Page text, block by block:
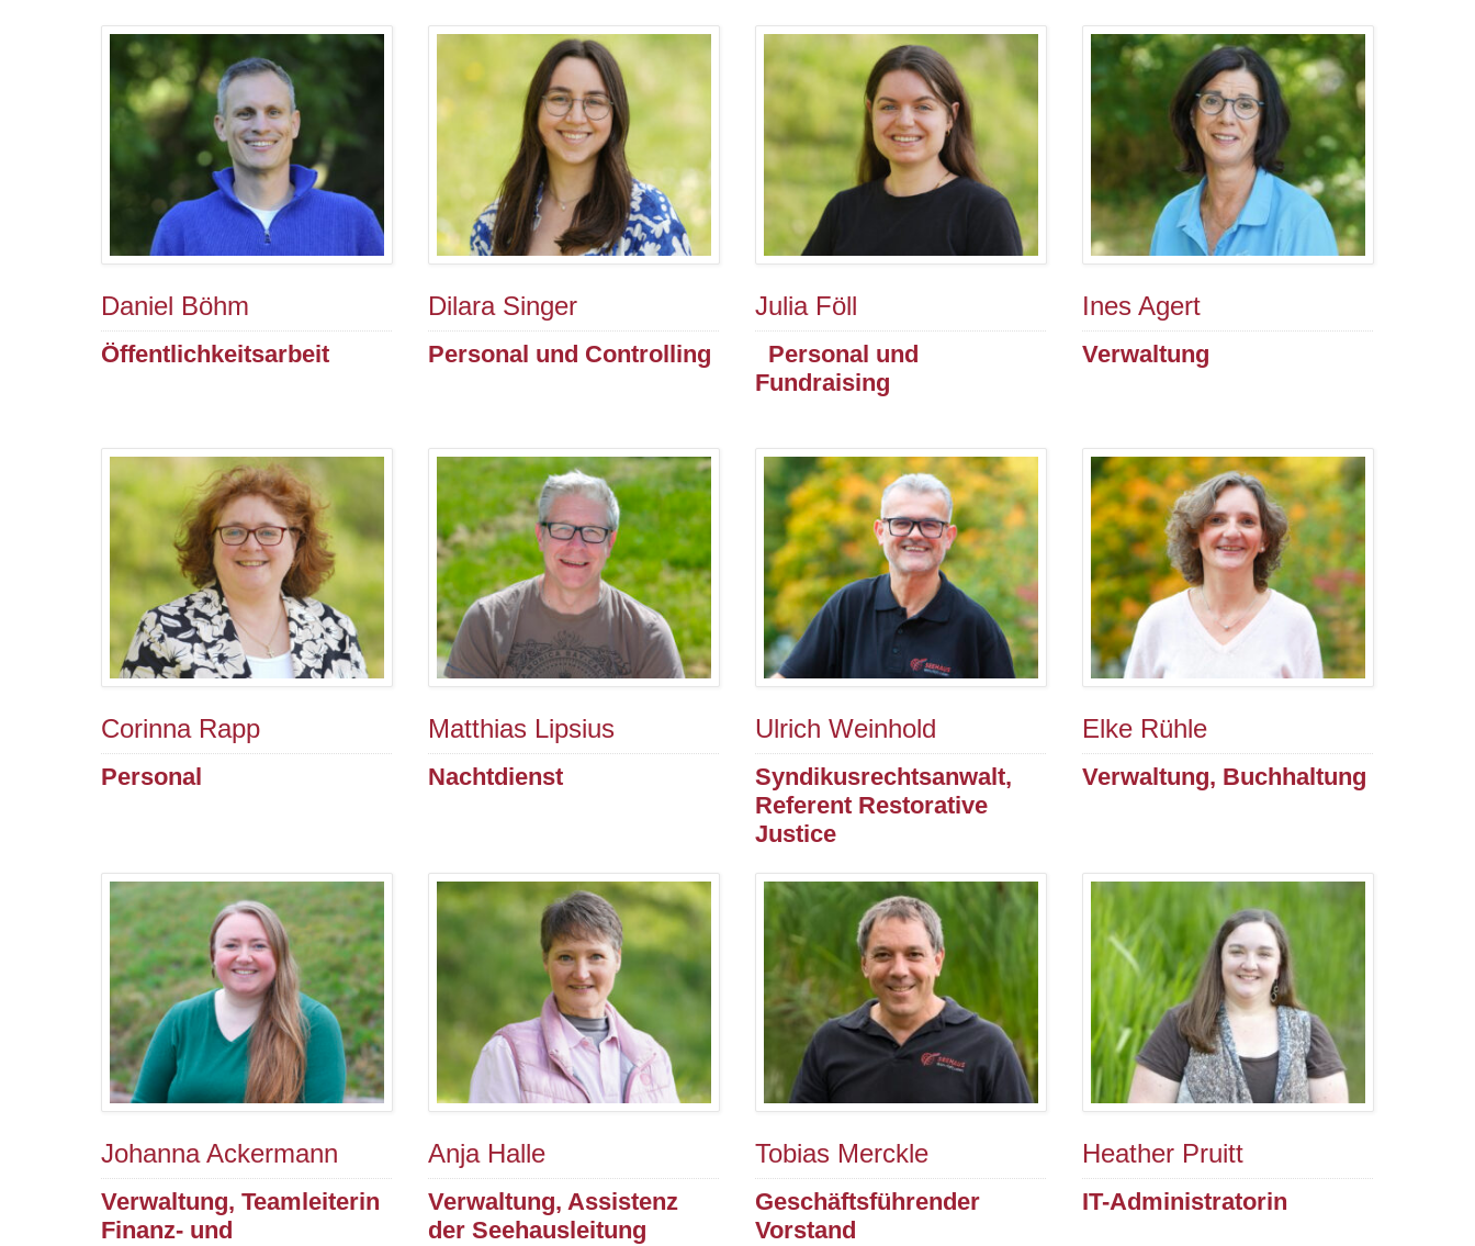
Daniel Böhm
Öffentlichkeitsarbeit
Dilara Singer
Personal und Controlling
Julia Föll
Personal und
Fundraising
Ines Agert
Verwaltung
Corinna Rapp
Personal
Matthias Lipsius
Nachtdienst
Ulrich Weinhold
Syndikusrechtsanwalt,
Referent Restorative
Justice
Elke Rühle
Verwaltung, Buchhaltung
Johanna Ackermann
Verwaltung, Teamleiterin
Finanz- und
Anja Halle
Verwaltung, Assistenz
der Seehausleitung
Tobias Merckle
Geschäftsführender
Vorstand
Heather Pruitt
IT-Administratorin